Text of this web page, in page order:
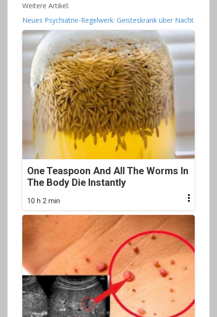
Weitere Artikel:
Neues Psychiatrie-Regelwerk: Geisteskrank über Nacht
One Teaspoon And All The Worms In
The Body Die Instantly
10 h 2 min